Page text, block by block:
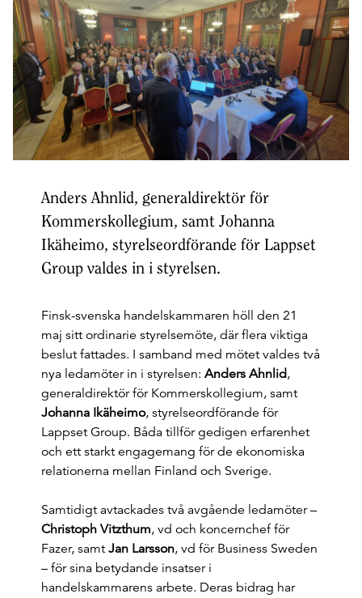
Anders Ahnlid, generaldirektör för
Kommerskollegium, samt Johanna
Ikäheimo, styrelseordförande för Lappset
Group valdes in i styrelsen.
Finsk-svenska handelskammaren höll den 21
maj sitt ordinarie styrelsemöte, där flera viktiga
beslut fattades. I samband med mötet valdes två
nya ledamöter in i styrelsen: Anders Ahnlid,
generaldirektör för Kommerskollegium, samt
Johanna Ikäheimo, styrelseordförande för
Lappset Group. Båda tillför gedigen erfarenhet
och ett starkt engagemang för de ekonomiska
relationerna mellan Finland och Sverige.
Samtidigt avtackades två avgående ledamöter –
Christoph Vitzthum, vd och koncernchef för
Fazer, samt Jan Larsson, vd för Business Sweden
– för sina betydande insatser i
handelskammarens arbete. Deras bidrag har